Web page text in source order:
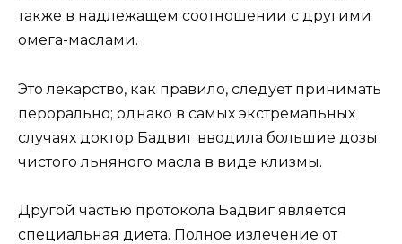
также в надлежащем соотношении с другими
омега-маслами.
Это лекарство, как правило, следует принимать
перорально; однако в самых экстремальных
случаях доктор Бадвиг вводила большие дозы
чистого льняного масла в виде клизмы.
Другой частью протокола Бадвиг является
специальная диета. Полное излечение от